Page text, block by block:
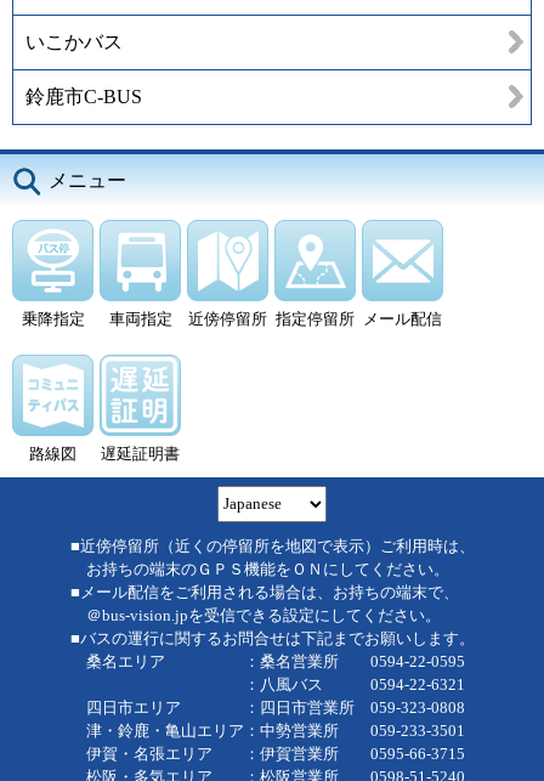
いこかバス
鈴鹿市C-BUS
メニュー
乗降指定 車両指定 近傍停留所 指定停留所 メール配信
路線図 遅延証明書
■近傍停留所（近くの停留所を地図で表示）ご利用時は、
お持ちの端末のＧＰＳ機能をＯＮにしてください。
■メール配信をご利用される場合は、お持ちの端末で、
＠bus-vision.jpを受信できる設定にしてください。
■バスの運行に関するお問合せは下記までお願いします。
桑名エリア ：桑名営業所 0594-22-0595
：八風バス 0594-22-6321
四日市エリア ：四日市営業所 059-323-0808
津・鈴鹿・亀山エリア：中勢営業所 059-233-3501
伊賀・名張エリア ：伊賀営業所 0595-66-3715
松阪・多気エリア ：松阪営業所 0598-51-5240